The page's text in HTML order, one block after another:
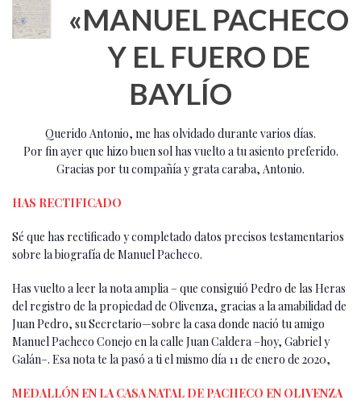
«MANUEL PACHECO
Y EL FUERO DE
BAYLÍO
Querido Antonio, me has olvidado durante varios días.
Por fin ayer que hizo buen sol has vuelto a tu asiento preferido.
Gracias por tu compañía y grata caraba, Antonio.
HAS RECTIFICADO
Sé que has rectificado y completado datos precisos testamentarios
sobre la biografía de Manuel Pacheco.
Has vuelto a leer la nota amplia – que consiguió Pedro de las Heras
del registro de la propiedad de Olivenza, gracias a la amabilidad de
Juan Pedro, su Secretario—sobre la casa donde nació tu amigo
Manuel Pacheco Conejo en la calle Juan Caldera –hoy, Gabriel y
Galán–. Esa nota te la pasó a ti el mismo día 11 de enero de 2020,
MEDALLÓN EN LA CASA NATAL DE PACHECO EN OLIVENZA